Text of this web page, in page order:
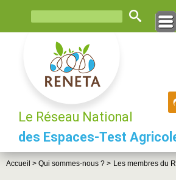
Le Réseau National
des Espaces-Test
Accueil > Qui sommes-nous ? > Les membres du